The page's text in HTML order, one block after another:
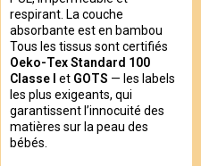
respirant. La couche
absorbante est en bambou
Tous les tissus sont certifiés
Oeko-Tex Standard 100
Classe I
et GOTS — les labels
les plus exigeants, qui
garantissent l’innocuité des
matières sur la peau des
bébés.